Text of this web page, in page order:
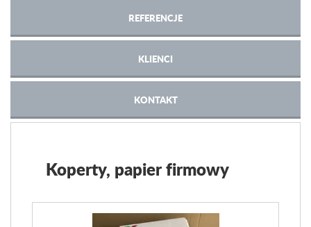
REFERENCJE
KLIENCI
KONTAKT
Koperty, papier firmowy